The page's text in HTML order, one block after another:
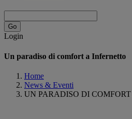
Login
Un paradiso di comfort a Infernetto
Home
News & Eventi
UN PARADISO DI